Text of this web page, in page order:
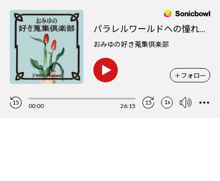
パラレルワールドへの憧れ？！ 歌人、穗村弘が愛する古紙の世界！
おみゆの好き蒐集倶楽部
＋フォロー
15 00:00 26:15 15 1x